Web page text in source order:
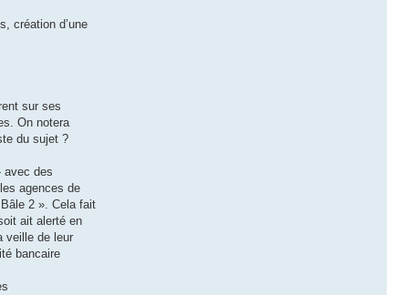
création d’une
sur ses
On notera
du sujet ?
avec des
agences de
2 ». Cela fait
ait alerté en
veille de leur
bancaire